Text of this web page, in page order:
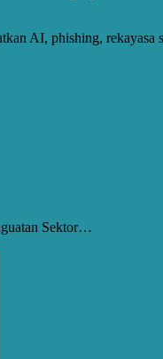
AI, phishing, rekayasa
Sektor…